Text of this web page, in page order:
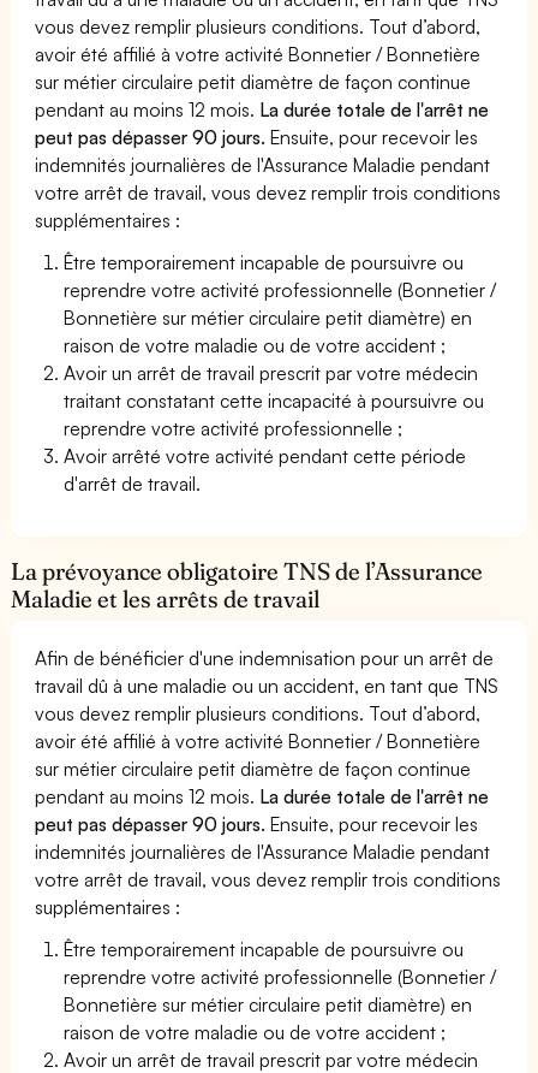
vous devez remplir plusieurs conditions. Tout d’abord,
avoir été affilié à votre activité Bonnetier / Bonnetière
sur métier circulaire petit diamètre de façon continue
pendant au moins 12 mois. La durée totale de l'arrêt ne
peut pas dépasser 90 jours. Ensuite, pour recevoir les
indemnités journalières de l'Assurance Maladie pendant
votre arrêt de travail, vous devez remplir trois conditions
supplémentaires :
Être temporairement incapable de poursuivre ou
reprendre votre activité professionnelle (Bonnetier /
Bonnetière sur métier circulaire petit diamètre) en
raison de votre maladie ou de votre accident ;
Avoir un arrêt de travail prescrit par votre médecin
traitant constatant cette incapacité à poursuivre ou
reprendre votre activité professionnelle ;
Avoir arrêté votre activité pendant cette période
d'arrêt de travail.
La prévoyance obligatoire TNS de l’Assurance
Maladie et les arrêts de travail
Afin de bénéficier d'une indemnisation pour un arrêt de
travail dû à une maladie ou un accident, en tant que TNS
vous devez remplir plusieurs conditions. Tout d’abord,
avoir été affilié à votre activité Bonnetier / Bonnetière
sur métier circulaire petit diamètre de façon continue
pendant au moins 12 mois. La durée totale de l'arrêt ne
peut pas dépasser 90 jours. Ensuite, pour recevoir les
indemnités journalières de l'Assurance Maladie pendant
votre arrêt de travail, vous devez remplir trois conditions
supplémentaires :
Être temporairement incapable de poursuivre ou
reprendre votre activité professionnelle (Bonnetier /
Bonnetière sur métier circulaire petit diamètre) en
raison de votre maladie ou de votre accident ;
Avoir un arrêt de travail prescrit par votre médecin